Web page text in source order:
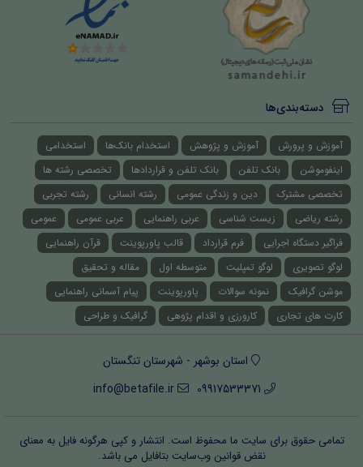
دسته‌بندی‌ها
آموزش و پرورش آموزش و پژوهش استخدام بانک‌ها
استخدامی
اینفوموشن
بانک تلفن بانک تلفن و قراردادها
تخصصی رشته ها
تخصصی مشترک
دین و زندگی عمومی رشته انسانی
رشته تجربی
رشته ریاضی
زیست شناسی عربی راهنمایی عربی عمومی
عمومی
فراگیر دستگاه اجرایی
فرم قرارداد قالب پاورپوینت
قرآن راهنمایی
لوگو تصویری
لوگو تمپلیت متوسطه اول
مقاله و تحقیق
موشن گرافیک
نمونه سوالات پاورپوینت
پیام آسمانی راهنمایی
کارت های تجاری
کارورزی و اقدام پژوهی گرافیک و طراحی
استان بوشهر - شهرستان تنگستان
09917533371
info@betafile.ir
تمامی حقوق برای سایت ما محفوظ است. انتشار و کپی هرگونه فایل‌ به معنای
نقض قوانین وب‌سایت بتافایل می باشد.